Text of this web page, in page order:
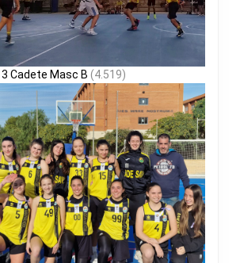
3 Cadete Masc B (4.519)